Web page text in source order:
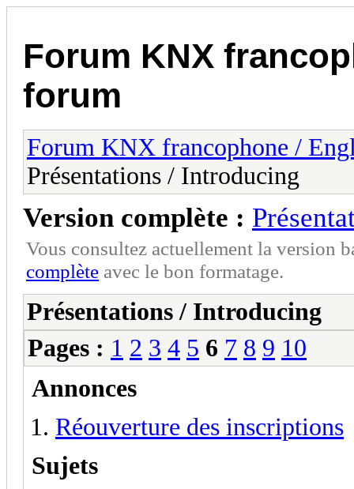
Forum KNX
forum
Forum KNX francophone /
Présentations / Introducing
Version complète :
Vous consultez actuellement la version
complète avec le bon formatage.
Présentations / Introducing
Pages : 1 2 3 4 5 6 7 8 9 10
Annonces
Réouverture des inscriptions
Sujets